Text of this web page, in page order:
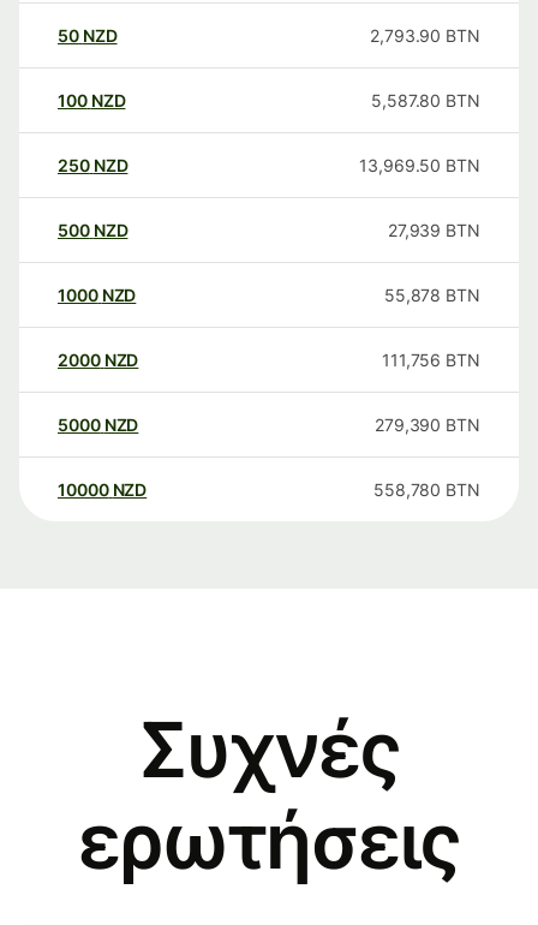
50 NZD 2,793.90 BTN
100 NZD 5,587.80 BTN
250 NZD 13,969.50 BTN
500 NZD 27,939 BTN
1000 NZD 55,878 BTN
2000 NZD 111,756 BTN
5000 NZD 279,390 BTN
10000 NZD 558,780 BTN
Συχνές
ερωτήσεις